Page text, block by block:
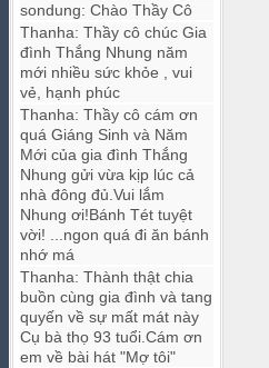
sondung: Chào Thầy Cô
Thanha: Thầy cô chúc Gia
đình Thắng Nhung năm
mới nhiều sức khỏe , vui
vẻ, hạnh phúc
Thanha: Thầy cô cám ơn
quá Giáng Sinh và Năm
Mới của gia đình Thắng
Nhung gửi vừa kịp lúc cả
nhà đông đủ.Vui lắm
Nhung ơi!Bánh Tét tuyệt
vời! ...ngon quá đi ăn bánh
nhớ má
Thanha: Thành thật chia
buồn cùng gia đình và tang
quyến về sự mất mát này
Cụ bà thọ 93 tuổi.Cám ơn
em về bài hát "Mợ tôi"